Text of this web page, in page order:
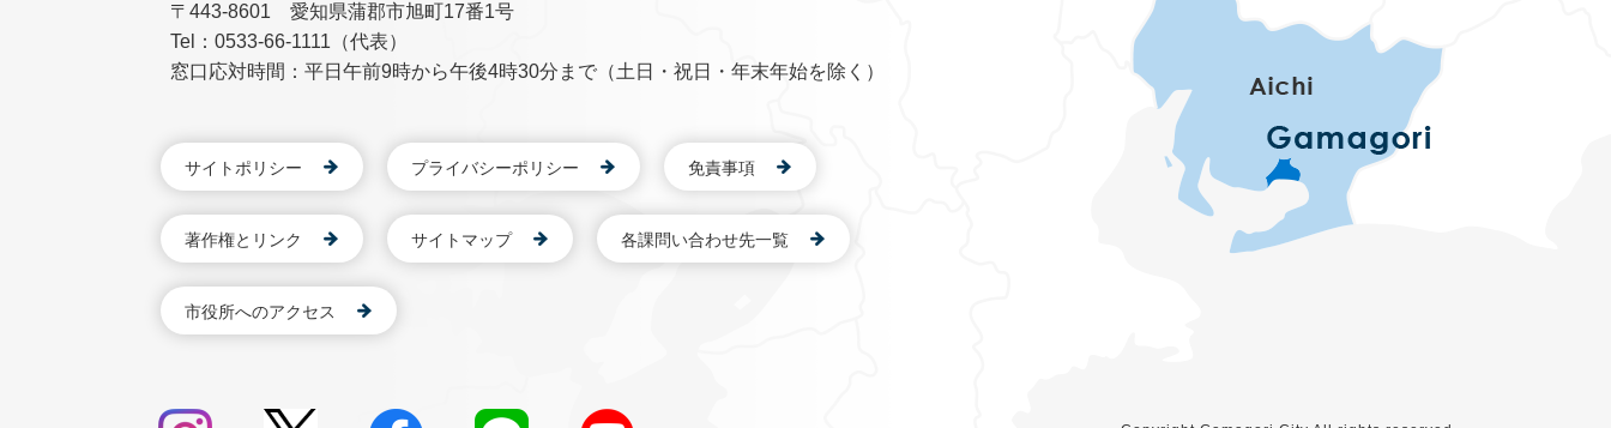
〒443-8601 愛知県蒲郡市旭町17番1号
Tel：0533-66-1111（代表）
窓口応対時間：平日午前9時から午後4時30分まで（土日・祝日・年末年始を除く）
サイトポリシー プライバシーポリシー 免責事項
著作権とリンク サイトマップ 各課問い合わせ先一覧
市役所へのアクセス